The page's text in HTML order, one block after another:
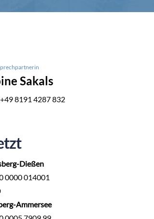
Sakals
+49 8191 4287 832
Dießen
0000 014001
Ammersee